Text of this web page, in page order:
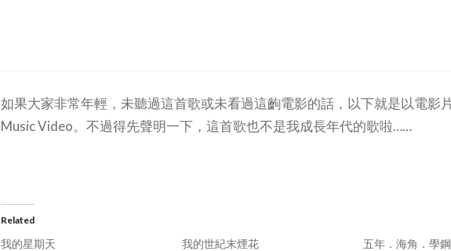
如果大家非常年輕，未聽過這首歌或未看過這齣電影的話，以下就是以電影
Music Video。不過得先聲明一下，這首歌也不是我成長年代的歌啦……
Related
我的星期天
我的世紀末煙花
五年．海角．學